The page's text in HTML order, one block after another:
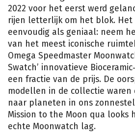
2022 voor het eerst werd
rijen letterlijk om het blok. Het
eenvoudig als geniaal: neem
van het meest iconische
Omega Speedmaster
Swatch’ innovatieve
een fractie van de prijs. De
modellen in de collectie waren
naar planeten in ons
Mission to the Moon qua looks
echte Moonwatch lag.